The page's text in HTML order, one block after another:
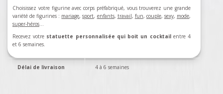
Choisissez votre figurine avec corps préfabriqué, vous trouverez une grande
variété de figurines : mariage,sport, enfants, travail, fun, couple, sexy, mode,
super-héros…
Recevez votre statuette personnalisée qui boit un cocktailentre 4
et 6 semaines.
Délai de livraison 4 à 6 semaines